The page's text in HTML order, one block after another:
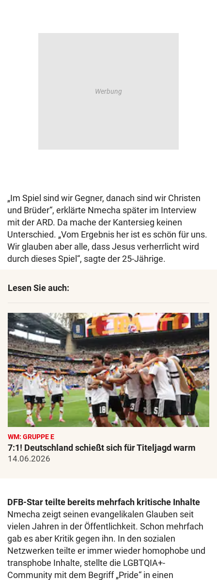
„Im Spiel sind wir Gegner, danach sind wir Christen
und Brüder“, erklärte Nmecha später im Interview
mit der ARD. Da mache der Kantersieg keinen
Unterschied. „Vom Ergebnis her ist es schön für uns.
Wir glauben aber alle, dass Jesus verherrlicht wird
durch dieses Spiel“, sagte der 25-Jährige.
Lesen Sie auch:
WM: GRUPPE E
7:1! Deutschland schießt sich für Titeljagd warm
14.06.2026
DFB-Star teilte bereits mehrfach kritische Inhalte
Nmecha zeigt seinen evangelikalen Glauben seit
vielen Jahren in der Öffentlichkeit. Schon mehrfach
gab es aber Kritik gegen ihn. In den sozialen
Netzwerken teilte er immer wieder homophobe und
transphobe Inhalte, stellte die LGBTQIA+-
Community mit dem Begriff „Pride“ in einen